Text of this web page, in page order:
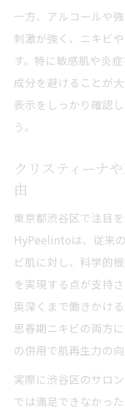
一方、アルコールや
刺激が強く、ニキビ
す。特に敏感肌や炎
成分を避けることが
表示をしっかり確認
う。
クリスティーナ
由
東京都渋谷区で注目
HyPeelintoは、従来
ビ肌に対し、科学的
を実現する点が支持
奥深くまで働きかけ
思春期ニキビの両方
の併用で肌再生力の
実際に渋谷区のサロ
では満足できなかっ